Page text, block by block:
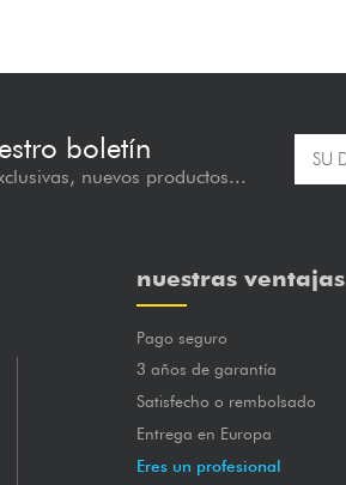
boletín
nuevos productos...
nuestras ventajas
Pago seguro
3 años de garantía
Satisfecho o rembolsado
Entrega en Europa
Eres un profesional